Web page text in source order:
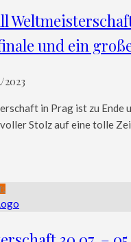
und ein
in Prag ist zu Ende
voller Stolz auf eine tolle